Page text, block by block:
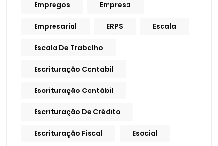
Empregos Empresa
Empresarial ERPS Escala
Escala De Trabalho
Escrituração Contabil
Escrituração Contábil
Escrituração De Crédito
Escrituração Fiscal Esocial